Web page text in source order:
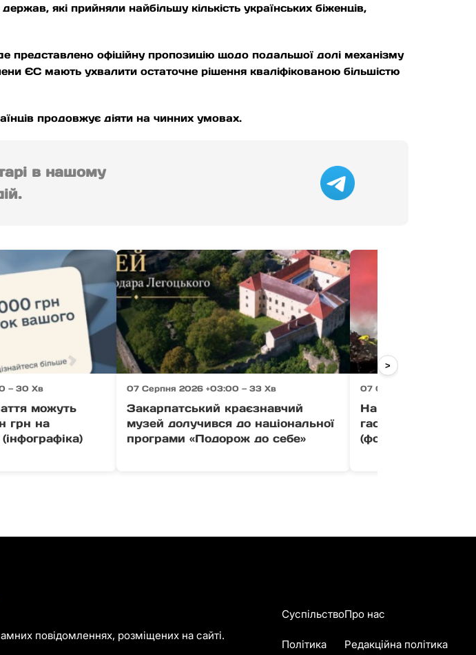
які прийняли найбільшу кількість українських біженців,
офіційну пропозицію щодо подальшої долі механізму
ЄС мають ухвалити остаточне рішення кваліфікованою більшістю
продовжує діяти на чинних умовах.
в нашому
— 30 Хв
можуть
грн на
07 Серпня 2026 +03:00 — 33 Хв
Закарпатський краєзнавчий
музей долучився до національної
програми «Подорож до себе»
07 Серпня 2026 +03:00
На Хустщині
гасили пожежу на
(фото)
>
повідомленнях, розміщених на сайті.
Суспільство
Політика
Про нас
Редакційна політика